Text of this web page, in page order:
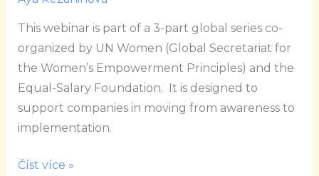
This webinar is part of a 3-part global series co-
organized by UN Women (Global Secretariat for
the Women’s Empowerment Principles) and the
Equal-Salary Foundation. It is designed to
support companies in moving from awareness to
implementation.
Číst více »